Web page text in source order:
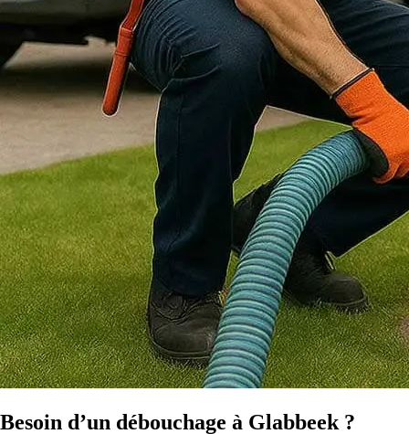
Besoin d’un débouchage à Glabbeek ?